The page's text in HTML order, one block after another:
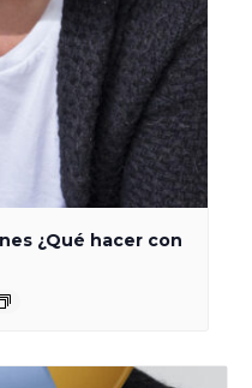
¿Qué hacer con